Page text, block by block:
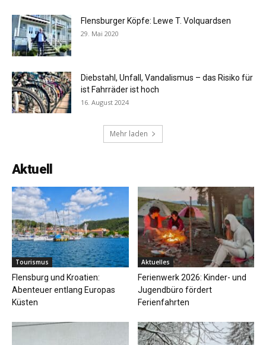
Flensburger Köpfe: Lewe T. Volquardsen
29. Mai 2020
Diebstahl, Unfall, Vandalismus – das Risiko für
ist Fahrräder ist hoch
16. August 2024
Mehr laden
Aktuell
Tourismus
Flensburg und Kroatien:
Abenteuer entlang Europas
Küsten
Aktuelles
Ferienwerk 2026: Kinder- und
Jugendbüro fördert
Ferienfahrten